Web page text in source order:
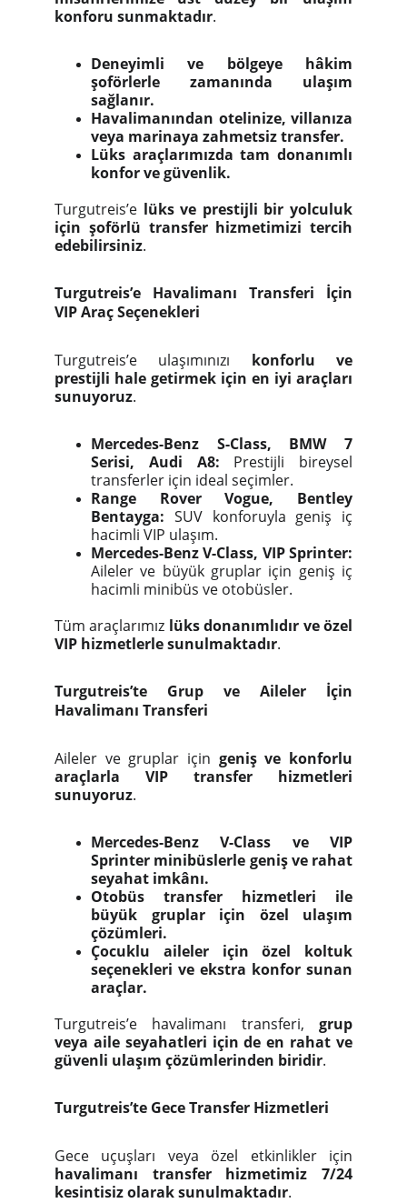
konforu sunmaktadır.
Deneyimli ve bölgeye hâkim
şoförlerle zamanında ulaşım
sağlanır.
Havalimanından otelinize, villanıza
veya marinaya zahmetsiz transfer.
Lüks araçlarımızda tam donanımlı
konfor ve güvenlik.
Turgutreis’e lüks ve prestijli bir yolculuk
için şoförlü transfer hizmetimizi tercih
edebilirsiniz.
Turgutreis’e Havalimanı Transferi İçin
VIP Araç Seçenekleri
Turgutreis’e ulaşımınızı konforlu ve
prestijli hale getirmek için en iyi araçları
sunuyoruz.
Mercedes-Benz S-Class, BMW 7
Serisi, Audi A8: Prestijli bireysel
transferler için ideal seçimler.
Range Rover Vogue, Bentley
Bentayga: SUV konforuyla geniş iç
hacimli VIP ulaşım.
Mercedes-Benz V-Class, VIP Sprinter:
Aileler ve büyük gruplar için geniş iç
hacimli minibüs ve otobüsler.
Tüm araçlarımız lüks donanımlıdır ve özel
VIP hizmetlerle sunulmaktadır.
Turgutreis’te Grup ve Aileler İçin
Havalimanı Transferi
Aileler ve gruplar için geniş ve konforlu
araçlarla VIP transfer hizmetleri
sunuyoruz.
Mercedes-Benz V-Class ve VIP
Sprinter minibüslerle geniş ve rahat
seyahat imkânı.
Otobüs transfer hizmetleri ile
büyük gruplar için özel ulaşım
çözümleri.
Çocuklu aileler için özel koltuk
seçenekleri ve ekstra konfor sunan
araçlar.
Turgutreis’e havalimanı transferi, grup
veya aile seyahatleri için de en rahat ve
güvenli ulaşım çözümlerinden biridir.
Turgutreis’te Gece Transfer Hizmetleri
Gece uçuşları veya özel etkinlikler için
havalimanı transfer hizmetimiz 7/24
kesintisiz olarak sunulmaktadır.